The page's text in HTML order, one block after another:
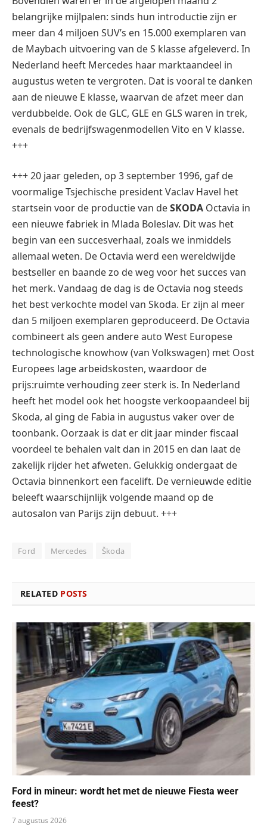
belangrijke mijlpalen: sinds hun introductie zijn er
meer dan 4 miljoen SUV’s en 15.000 exemplaren van
de Maybach uitvoering van de S klasse afgeleverd. In
Nederland heeft Mercedes haar marktaandeel in
augustus weten te vergroten. Dat is vooral te danken
aan de nieuwe E klasse, waarvan de afzet meer dan
verdubbelde. Ook de GLC, GLE en GLS waren in trek,
evenals de bedrijfswagenmodellen Vito en V klasse.
+++
+++ 20 jaar geleden, op 3 september 1996, gaf de
voormalige Tsjechische president Vaclav Havel het
startsein voor de productie van deSKODA Octavia in
een nieuwe fabriek in Mlada Boleslav. Dit was het
begin van een succesverhaal, zoals we inmiddels
allemaal weten. De Octavia werd een wereldwijde
bestseller en baande zo de weg voor het succes van
het merk. Vandaag de dag is de Octavia nog steeds
het best verkochte model van Skoda. Er zijn al meer
dan 5 miljoen exemplaren geproduceerd. De Octavia
combineert als geen andere auto West Europese
technologische knowhow (van Volkswagen) met Oost
Europees lage arbeidskosten, waardoor de
prijs:ruimte verhouding zeer sterk is. In Nederland
heeft het model ook het hoogste verkoopaandeel bij
Skoda, al ging de Fabia in augustus vaker over de
toonbank. Oorzaak is dat er dit jaar minder fiscaal
voordeel te behalen valt dan in 2015 en dan laat de
zakelijk rijder het afweten. Gelukkig ondergaat de
Octavia binnenkort een facelift. De vernieuwde editie
beleeft waarschijnlijk volgende maand op de
autosalon van Parijs zijn debuut. +++
Ford Mercedes Škoda
RELATED POSTS
Ford in mineur: wordt het met de nieuwe Fiesta weer
feest?
7 augustus 2026